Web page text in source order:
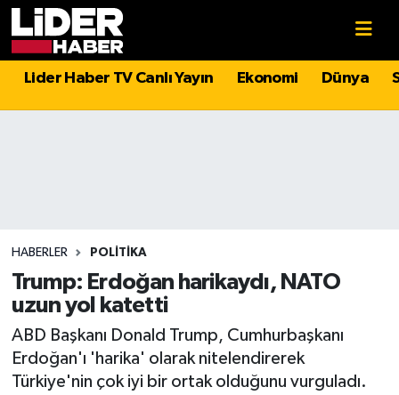
Lider Haber TV Canlı Yayın Ekonomi Dünya
HABERLER POLITIKA
Trump: Erdoğan harikaydı, NATO
uzun yol katetti
ABD Başkanı Donald Trump, Cumhurbaşkanı
Erdoğan'ı 'harika' olarak nitelendirerek
Türkiye'nin çok iyi bir ortak olduğunu vurguladı.
Politika
Magazin
Spor
Sağlık
Teknoloji
Hava Durumu
Süper Lig Puan Durumu ve Fikstür
Tüm Manşetler
Son Dakika Haberleri
Haber Arşivi